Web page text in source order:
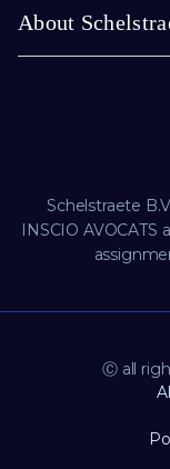
About
Schelstraete
INSCIO
Ⓒ all